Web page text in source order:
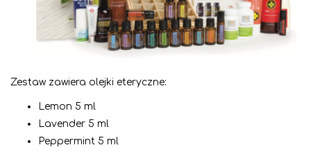
Zestaw zawiera olejki eteryczne:
Lemon 5 ml
Lavender 5 ml
Peppermint 5 ml